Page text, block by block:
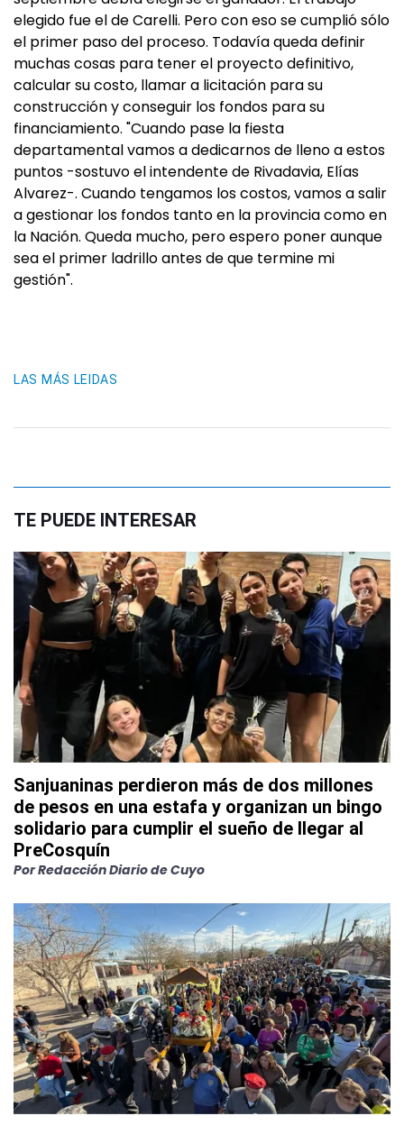
elegido fue el de Carelli. Pero con eso se cumplió sólo
el primer paso del proceso. Todavía queda definir
muchas cosas para tener el proyecto definitivo,
calcular su costo, llamar a licitación para su
construcción y conseguir los fondos para su
financiamiento. "Cuando pase la fiesta
departamental vamos a dedicarnos de lleno a estos
puntos -sostuvo el intendente de Rivadavia, Elías
Alvarez-. Cuando tengamos los costos, vamos a salir
a gestionar los fondos tanto en la provincia como en
la Nación. Queda mucho, pero espero poner aunque
sea el primer ladrillo antes de que termine mi
gestión".
LAS MÁS LEIDAS
TE PUEDE INTERESAR
Sanjuaninas perdieron más de dos millones
de pesos en una estafa y organizan un bingo
solidario para cumplir el sueño de llegar al
PreCosquín
PorRedacción Diario de Cuyo